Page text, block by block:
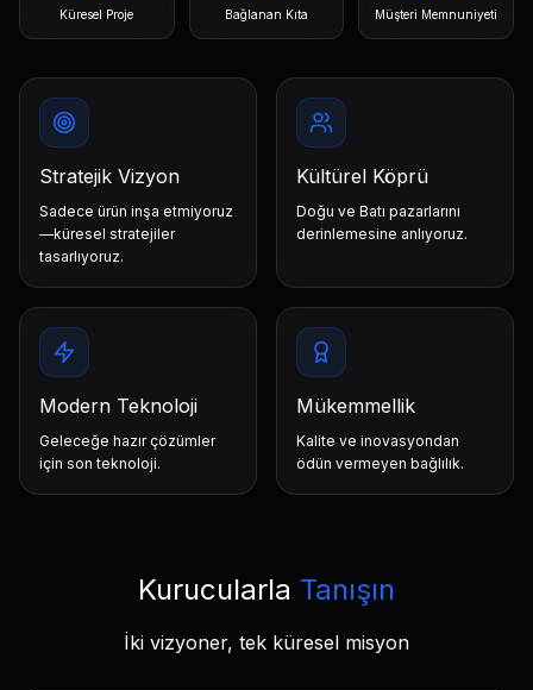
Küresel Proje Bağlanan Kıta Müşteri Memnuniyeti
Stratejik Vizyon
Sadece ürün inşa etmiyoruz
—küresel stratejiler
tasarlıyoruz.
Kültürel Köprü
Doğu ve Batı pazarlarını
derinlemesine anlıyoruz.
Modern Teknoloji
Geleceğe hazır çözümler
için son teknoloji.
Mükemmellik
Kalite ve inovasyondan
ödün vermeyen bağlılık.
Kurucularla Tanışın
İki vizyoner, tek küresel misyon